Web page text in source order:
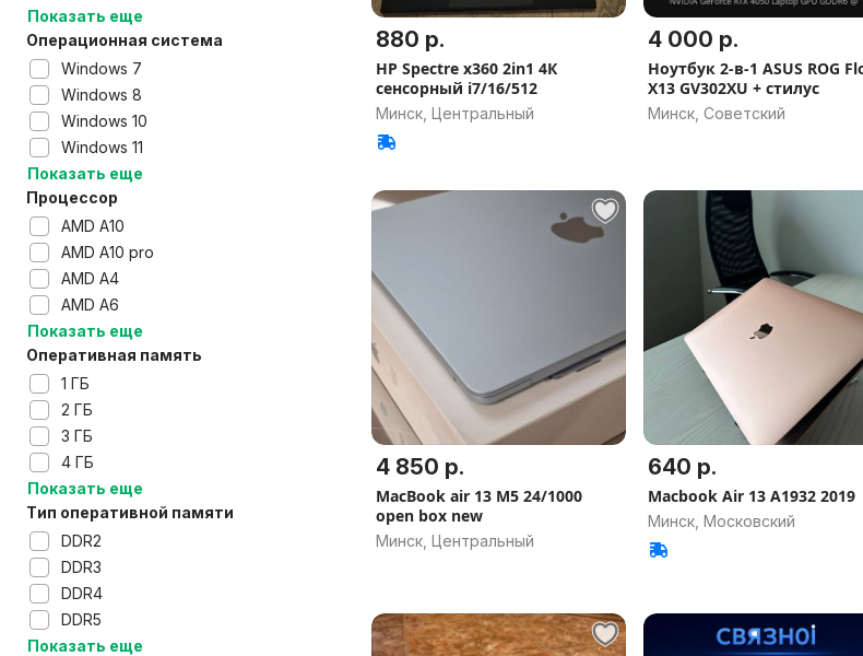
Показать еще
Операционная система
Windows 7
Windows 8
Windows 10
Windows 11
Показать еще
Процессор
AMD A10
AMD A10 pro
AMD A4
AMD A6
Показать еще
Оперативная память
1 ГБ
2 ГБ
3 ГБ
4 ГБ
Показать еще
Тип оперативной памяти
DDR2
DDR3
DDR4
DDR5
Показать еще
880 р.
HP Spectre x360 2in1 4К
сенсорный i7/16/512
Минск, Центральный
4 000 р.
Ноутбук 2-в-1 ASUS ROG
X13 GV302XU + стилус
Минск, Советский
4 850 р.
MacBook air 13 M5 24/1000
open box new
Минск, Центральный
640 р.
Macbook Air 13 A1932 2019
Минск, Московский